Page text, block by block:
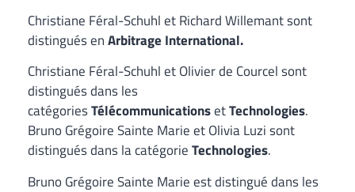
Christiane Féral-Schuhl et Richard Willemant sont
distingués enArbitrage International.
Christiane Féral-Schuhl et Olivier de Courcel sont
distingués dans les
catégoriesTélécommunicationsetTechnologies.
Bruno Grégoire Sainte Marie et Olivia Luzi sont
distingués dans la catégorieTechnologies.
Bruno Grégoire Sainte Marie est distingué dans les